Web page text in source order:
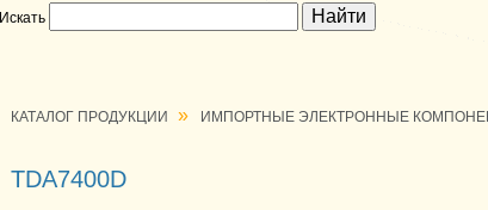
Искать
КАТАЛОГ ПРОДУКЦИИ » ИМПОРТНЫЕ ЭЛЕКТРОННЫЕ
TDA7400D